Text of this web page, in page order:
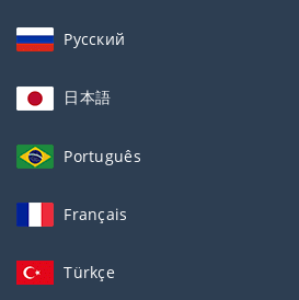
Русский
日本語
Português
Français
Türkçe